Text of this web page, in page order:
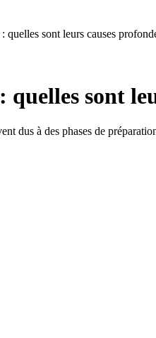
quelles sont leurs causes
sont
dus à des phases de